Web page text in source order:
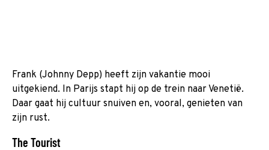
Frank (Johnny Depp) heeft zijn vakantie mooi
uitgekiend. In Parijs stapt hij op de trein naar Venetië.
Daar gaat hij cultuur snuiven en, vooral, genieten van
zijn rust.
The Tourist